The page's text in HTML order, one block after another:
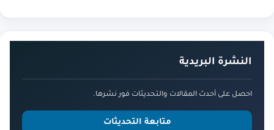
النشرة البريدية
احصل على أحدث المقالات والتحديثات فور نشرها.
متابعة التحديثات